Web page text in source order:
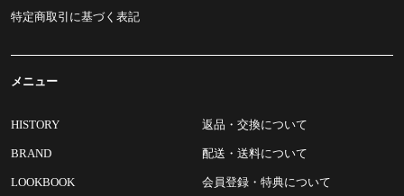
特定商取引に基づく表記
メニュー
HISTORY
BRAND
LOOKBOOK
返品・交換について
配送・送料について
会員登録・特典について